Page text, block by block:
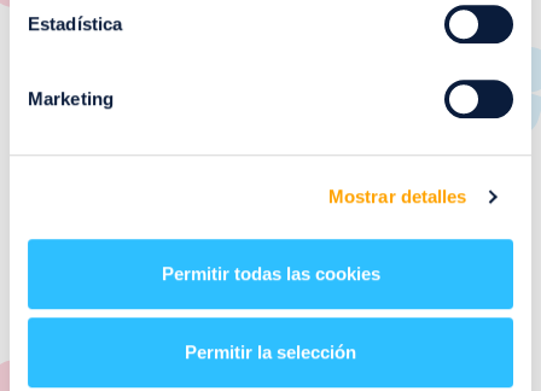
Estadística
Marketing
Mostrar detalles
Permitir todas las cookies
Permitir la selección
Servicio a mesa y Pide y Paga desde la App
Parking Exterior: Terraza exterior y McAuto,
Comida rápida Americana
Servicios del establecimiento